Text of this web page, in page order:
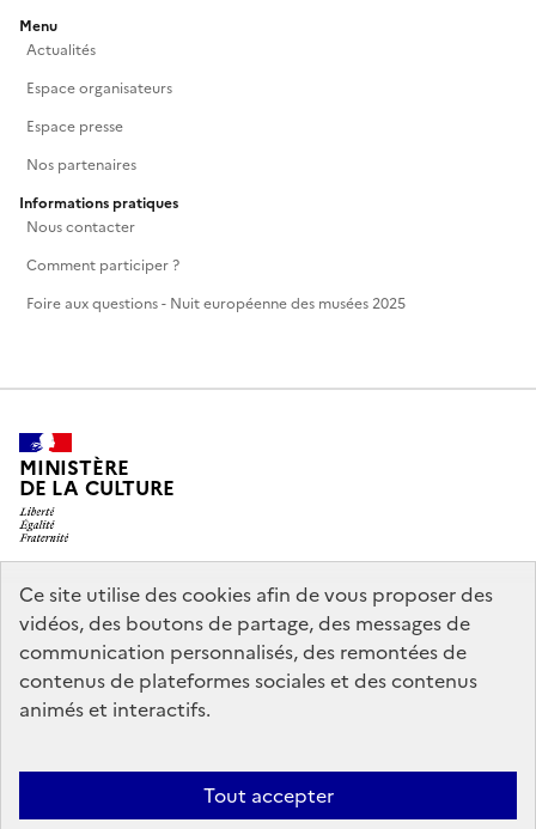
Ce site utilise des cookies afin de vous proposer des
vidéos, des boutons de partage, des messages de
communication personnalisés, des remontées de
contenus de plateformes sociales et des contenus
animés et interactifs.
Tout accepter
Menu
Actualités
Espace organisateurs
Espace presse
Nos partenaires
Informations pratiques
Nous contacter
Comment participer ?
Foire aux questions - Nuit européenne des musées 2025
MINISTÈRE
DE LA CULTURE
legifrance.gouv.fr
info.gouv.fr
service-public.gouv.fr
data.gouv.fr
Crédits Accessibilité : partiellement conforme
Mentions légales
Politique d’utilisation des témoins de connexion (cookies)